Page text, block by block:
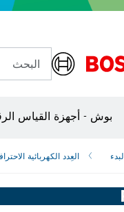
البحث
بوش - أجهزة القياس
العِدد الكهربائية